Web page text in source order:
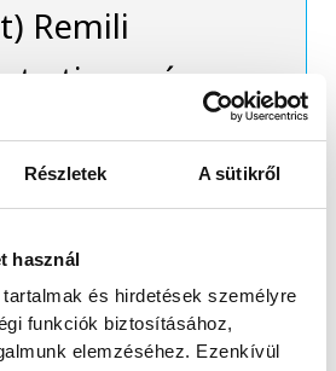
Részletek A sütikről
használ
és hirdetések személyre
funkciók biztosításához,
elemzéséhez. Ezenkívül
Remili
tizennégy
NB I, 10. forduló: